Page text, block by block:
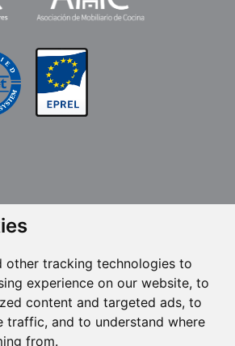
other tracking technologies to
experience on our website, to
content and targeted ads, to
traffic, and to understand where
from.
REGIONAL
Programa ICEX Next, ha contado con el apoyo
del fondo europeo FEDER. La finalidad de
internacional de la empresa y de su